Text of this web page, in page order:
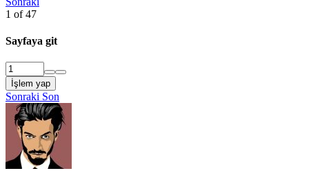
1 of 47
Sayfaya git
İşlem yap
Sonraki Son